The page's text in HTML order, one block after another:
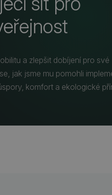
a zlepšit dobíjení pro své
jak jsme mu pomohli
komfort a ekologické